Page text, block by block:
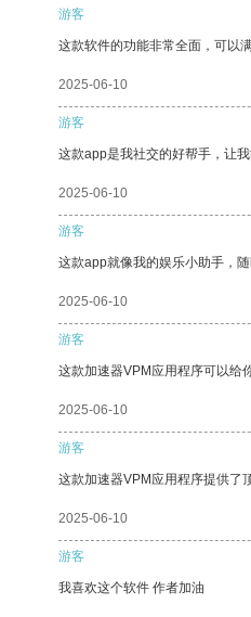
游客
这款软件的功能非常全面，可以
2025-06-10
游客
这款app是我社交的好帮手，让
2025-06-10
游客
这款app就像我的娱乐小助手，
2025-06-10
游客
这款加速器VPM应用程序可以给
2025-06-10
游客
这款加速器VPM应用程序提供了
2025-06-10
游客
我喜欢这个软件 作者加油